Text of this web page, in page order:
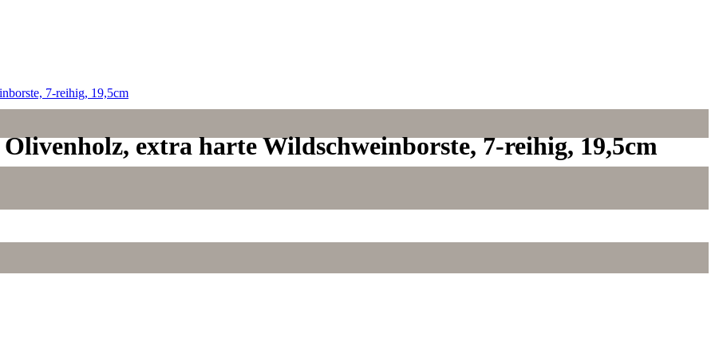
extra harte Wildschweinborste, 7-reihig, 19,5cm